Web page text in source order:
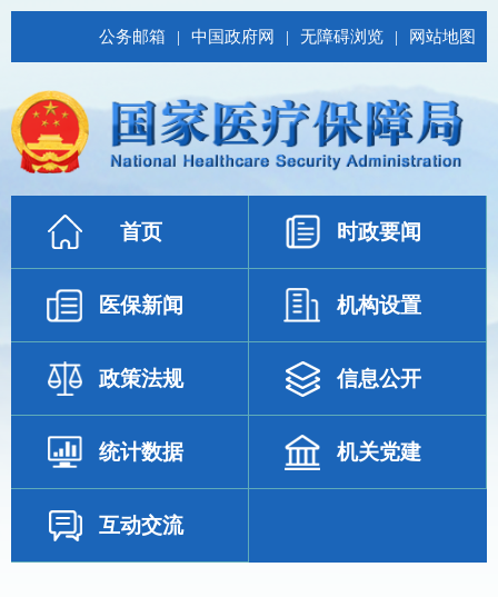
公务邮箱 | 中国政府网 | 无障碍浏览 | 网站地图
首页 时政要闻
医保新闻 机构设置
政策法规 信息公开
统计数据 机关党建
互动交流